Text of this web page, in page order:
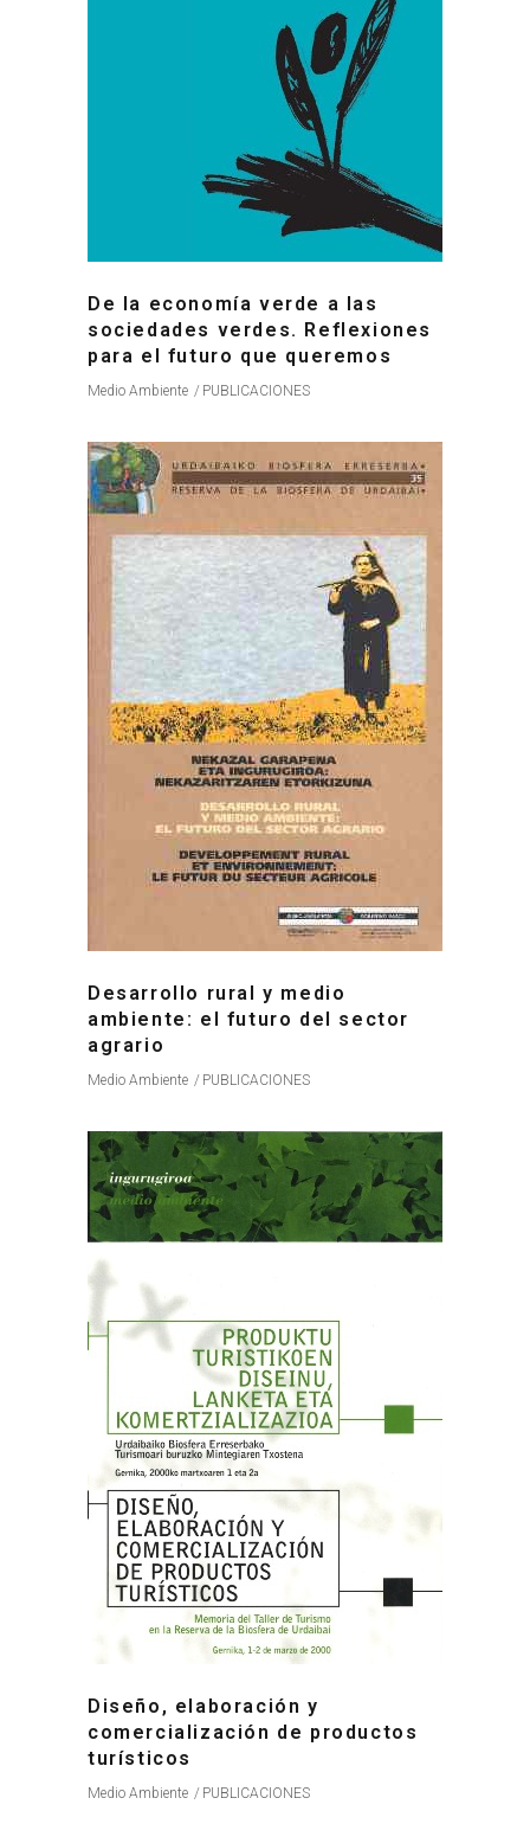
De la economía verde a las
sociedades verdes. Reflexiones
para el futuro que queremos
Medio Ambiente PUBLICACIONES
Desarrollo rural y medio
ambiente: el futuro del sector
agrario
Medio Ambiente PUBLICACIONES
Diseño, elaboración y
comercialización de productos
turísticos
Medio Ambiente PUBLICACIONES